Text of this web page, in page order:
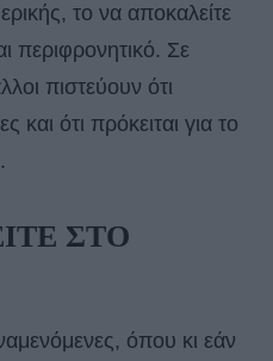
το να αποκαλείτε
περιφρονητικό. Σε
πιστεύουν ότι
και ότι πρόκειται για το
ΣΤΟ
όπου κι εάν